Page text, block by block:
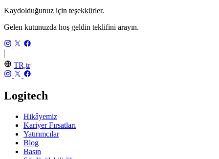
Kaydolduğunuz için teşekkürler.
Gelen kutunuzda hoş geldin teklifini arayın.
TR,tr
Logitech
Hikâyemiz
Kariyer Fırsatları
Yatırımcılar
Blog
Basın